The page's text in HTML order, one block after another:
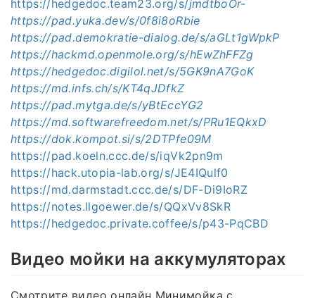
https://hedgedoc.team23.org/s/jmdtboOr-
https://pad.yuka.dev/s/0f8i8oRbie
https://pad.demokratie-dialog.de/s/aGLt1gWpkP
https://hackmd.openmole.org/s/hEwZhFFZg
https://hedgedoc.digilol.net/s/5GK9nA7GoK
https://md.infs.ch/s/KT4qJDfkZ
https://pad.mytga.de/s/yBtEccYG2
https://md.softwarefreedom.net/s/PRu1EQkxD
https://dok.kompot.si/s/2DTPfe09M
https://pad.koeln.ccc.de/s/iqVk2pn9m
https://hack.utopia-lab.org/s/JE4IQulf0
https://md.darmstadt.ccc.de/s/DF-Di9IoRZ
https://notes.llgoewer.de/s/QQxVv8SkR
https://hedgedoc.private.coffee/s/p43-PqCBD
Видео мойки на аккумуляторах